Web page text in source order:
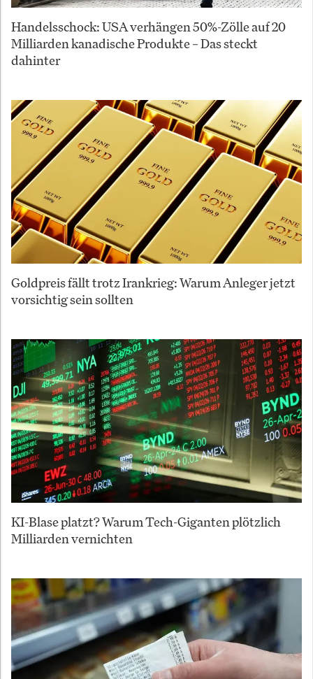
Handelsschock: USA verhängen 50%-Zölle auf 20
Milliarden kanadische Produkte – Das steckt
dahinter
Goldpreis fällt trotz Irankrieg: Warum Anleger jetzt
vorsichtig sein sollten
KI-Blase platzt? Warum Tech-Giganten plötzlich
Milliarden vernichten